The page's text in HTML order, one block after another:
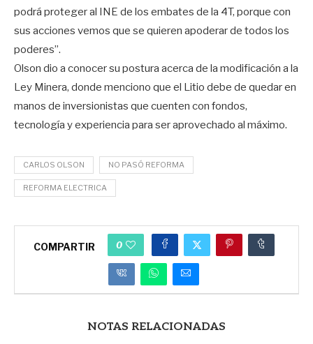
podrá proteger al INE de los embates de la 4T, porque con
sus acciones vemos que se quieren apoderar de todos los
poderes”.
Olson dio a conocer su postura acerca de la modificación a la
Ley Minera, donde menciono que el Litio debe de quedar en
manos de inversionistas que cuenten con fondos,
tecnología y experiencia para ser aprovechado al máximo.
CARLOS OLSON NO PASÓ REFORMA
REFORMA ELECTRICA
COMPARTIR 0
NOTAS RELACIONADAS